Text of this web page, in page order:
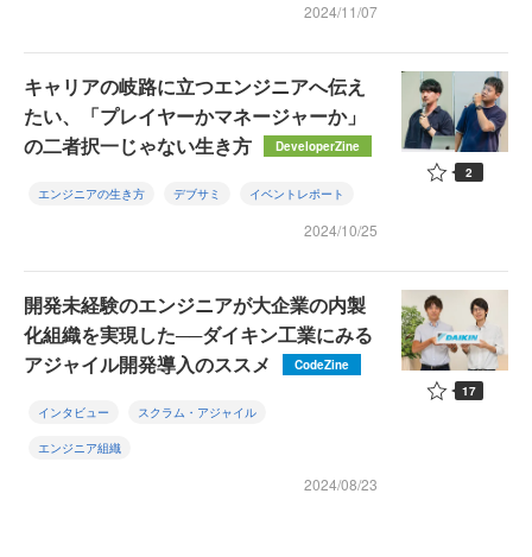
2024/11/07
キャリアの岐路に立つエンジニアへ伝え
たい、「プレイヤーかマネージャーか」
の二者択一じゃない生き方
DeveloperZine
エンジニアの生き方 デブサミ イベントレポート
2024/10/25
2
開発未経験のエンジニアが大企業の内製
化組織を実現した──ダイキン工業にみる
アジャイル開発導入のススメ
CodeZine
インタビュー スクラム・アジャイル
エンジニア組織
2024/08/23
17